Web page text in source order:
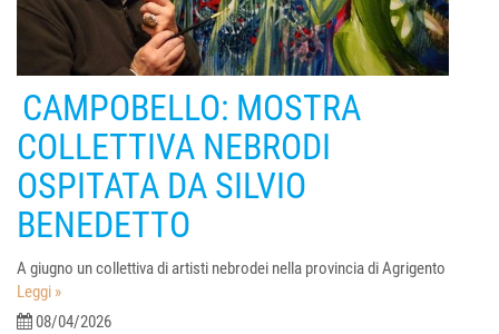
CAMPOBELLO: MOSTRA
COLLETTIVA NEBRODI
OSPITATA DA SILVIO
BENEDETTO
A giugno un collettiva di artisti nebrodei nella provincia di Agrigento
Leggi »
08/04/2026